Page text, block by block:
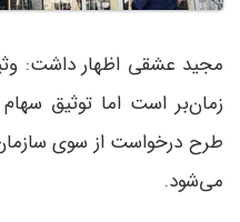
مجید عشقی اظهار داشت:
زمان‌بر است اما توثیق
طرح درخواست از سوی
می‌شود.